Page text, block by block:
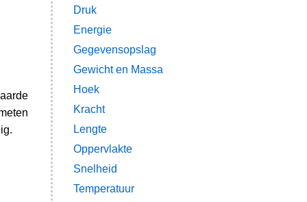
Druk
Energie
Gegevensopslag
Gewicht en Massa
Hoek
Kracht
Lengte
Oppervlakte
Snelheid
Temperatuur